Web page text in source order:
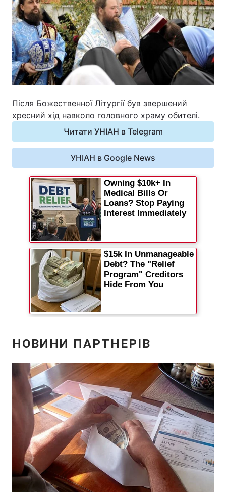
Після Божественної Літургії був звершений
хресний хід навколо головного храму обителі.
Читати УНІАН в Telegram
УНІАН в Google News